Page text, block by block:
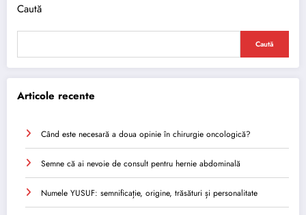
Caută
Caută
Articole recente
Când este necesară a doua opinie în chirurgie oncologică?
Semne că ai nevoie de consult pentru hernie abdominală
Numele YUSUF: semnificație, origine, trăsături și personalitate